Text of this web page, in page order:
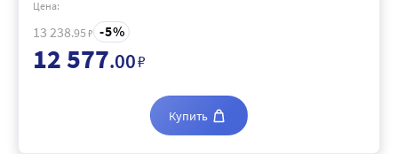
Цена:
13 238.95 ₽ 5
12 577.00₽
Купить